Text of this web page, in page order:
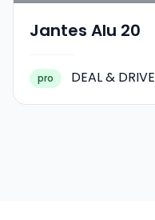
Jantes Alu 20
pro DEAL & DRIVE